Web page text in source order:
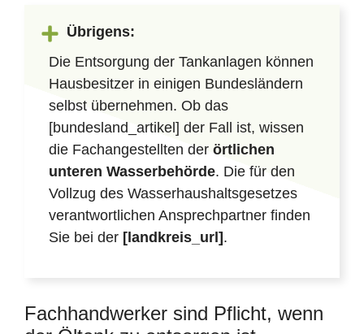
Übrigens:
Die Entsorgung der Tankanlagen können
Hausbesitzer in einigen Bundesländern
selbst übernehmen. Ob das
[bundesland_artikel] der Fall ist, wissen
die Fachangestellten der örtlichen
unteren Wasserbehörde. Die für den
Vollzug des Wasserhaushaltsgesetzes
verantwortlichen Ansprechpartner finden
Sie bei der [landkreis_url] .
Fachhandwerker sind Pflicht, wenn